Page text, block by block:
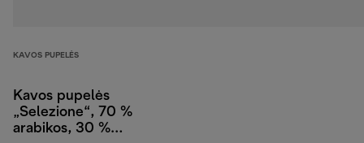
KAVOS PUPELĖS
Kavos pupelės
„Selezione“, 70 %
arabikos, 30 %